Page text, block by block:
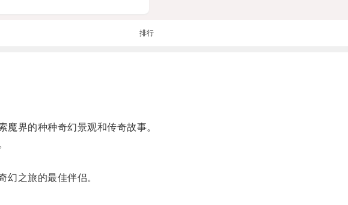
排行
界的种种奇幻景观和传奇故事。
之旅的最佳伴侣。